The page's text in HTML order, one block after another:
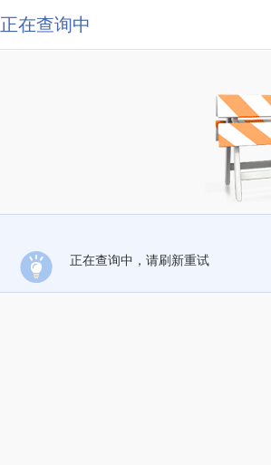
正在查询中
正在查询中，请刷新重试